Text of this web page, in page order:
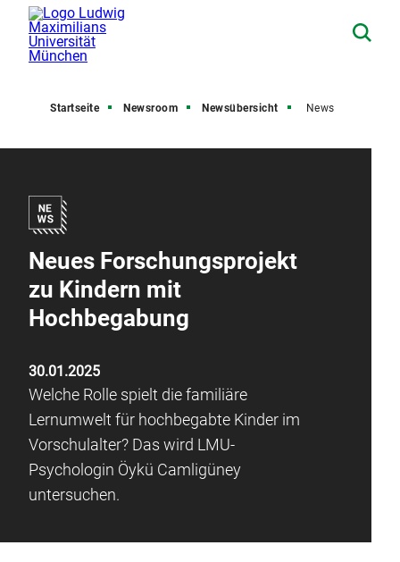
Startseite Newsroom Newsübersicht News
Neues Forschungsprojekt
zu Kindern mit
Hochbegabung
30.01.2025
Welche Rolle spielt die familiäre
Lernumwelt für hochbegabte Kinder im
Vorschulalter? Das wird LMU-
Psychologin Öykü Camligüney
untersuchen.